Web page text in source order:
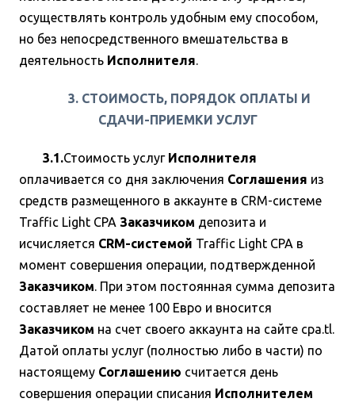
осуществлять контроль удобным ему способом,
но без непосредственного вмешательства в
деятельность Исполнителя.
3. СТОИМОСТЬ, ПОРЯДОК ОПЛАТЫ И
СДАЧИ-ПРИЕМКИ УСЛУГ
3.1.Стоимость услуг Исполнителя
оплачивается со дня заключения Соглашения из
средств размещенного в аккаунте в CRM-системе
Traffic Light CPA Заказчиком депозита и
исчисляется CRM-системой Traffic Light CPA в
момент совершения операции, подтвержденной
Заказчиком. При этом постоянная сумма депозита
составляет не менее 100 Евро и вносится
Заказчиком на счет своего аккаунта на сайте cpa.tl.
Датой оплаты услуг (полностью либо в части) по
настоящему Соглашению считается день
совершения операции списания Исполнителем